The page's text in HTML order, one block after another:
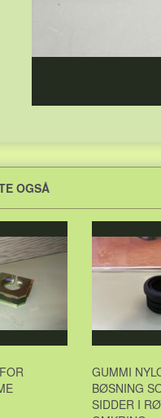
OGSÅ
GUMMI
BØSNING
SIDDER I